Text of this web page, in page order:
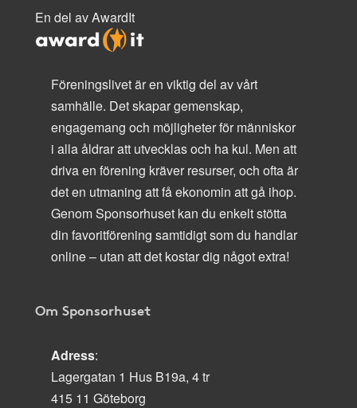
En del av AwardIt
Föreningslivet är en viktig del av vårt
samhälle. Det skapar gemenskap,
engagemang och möjligheter för människor
i alla åldrar att utvecklas och ha kul. Men att
driva en förening kräver resurser, och ofta är
det en utmaning att få ekonomin att gå ihop.
Genom Sponsorhuset kan du enkelt stötta
din favoritförening samtidigt som du handlar
online – utan att det kostar dig något extra!
Om Sponsorhuset
Adress:
Lagergatan 1 Hus B19a, 4 tr
415 11 Göteborg